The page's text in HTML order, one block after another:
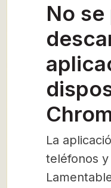
No
La
teléfonos